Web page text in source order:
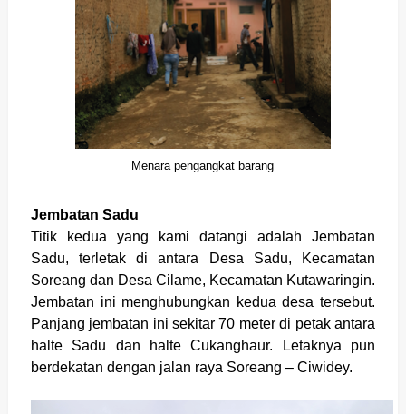
Menara pengangkat barang
Jembatan Sadu
Titik kedua yang kami datangi adalah Jembatan
Sadu, terletak di antara Desa Sadu, Kecamatan
Soreang dan Desa Cilame, Kecamatan Kutawaringin.
Jembatan ini menghubungkan kedua desa tersebut.
Panjang jembatan ini sekitar 70 meter di petak antara
halte Sadu dan halte Cukanghaur. Letaknya pun
berdekatan dengan jalan raya Soreang – Ciwidey.